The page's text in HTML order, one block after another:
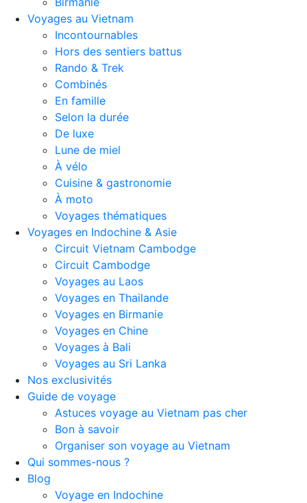
Voyages au Vietnam
Incontournables
Hors des sentiers battus
Rando & Trek
Combinés
En famille
Selon la durée
De luxe
Lune de miel
À vélo
Cuisine & gastronomie
À moto
Voyages thématiques
Voyages en Indochine & Asie
Circuit Vietnam Cambodge
Circuit Cambodge
Voyages au Laos
Voyages en Thailande
Voyages en Birmanie
Voyages en Chine
Voyages à Bali
Voyages au Sri Lanka
Nos exclusivités
Guide de voyage
Astuces voyage au Vietnam pas cher
Bon à savoir
Organiser son voyage au Vietnam
Qui sommes-nous ?
Blog
Voyage en Indochine